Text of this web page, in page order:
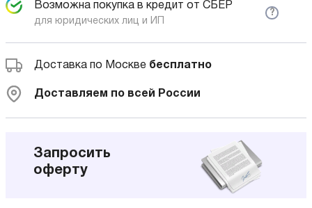
Возможна покупка в кредит от СБЕР
для юридических лиц и ИП
?
Доставка по Москве бесплатно
Доставляем по всей России
Запросить
оферту